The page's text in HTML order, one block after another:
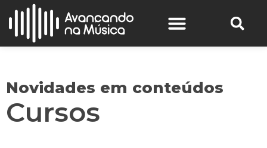
Novidades em conteúdos
Cursos